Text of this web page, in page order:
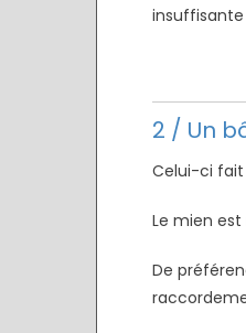
insuffisante
2 / Un
Celui-ci fait
Le mien
De